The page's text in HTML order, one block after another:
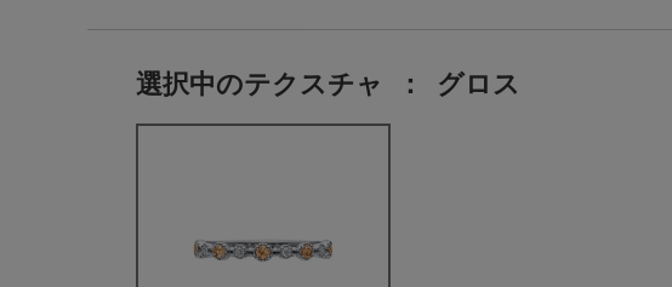
選択中のテクスチャ ： グロス